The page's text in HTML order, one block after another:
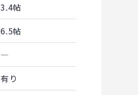
3.4帖
6.5帖
―
有り